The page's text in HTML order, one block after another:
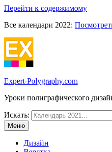
Перейти к содержимому
Все календари 2022:
Expert-Polygraphy.com
Уроки полиграфического
Искать:
Меню
Дизайн